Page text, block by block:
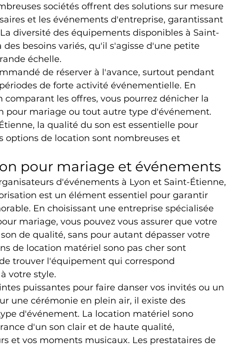
sociétés offrent des solutions sur mesure
et les événements d'entreprise, garantissant
diversité des équipements disponibles à Saint-
besoins variés, qu'il s'agisse d'une petite
échelle.
de réserver à l'avance, surtout pendant
de forte activité événementielle. En
les offres, vous pourrez dénicher la
pour mariage ou tout autre type d'événement.
la qualité du son est essentielle pour
options de location sont nombreuses et
pour mariage et événements
d'événements à Lyon et Saint-Étienne,
est un élément essentiel pour garantir
En choisissant une entreprise spécialisée
mariage, vous pouvez vous assurer que votre
de qualité, sans pour autant dépasser votre
de location matériel sono pas cher sont
trouver l'équipement qui correspond
votre style.
puissantes pour faire danser vos invités ou un
une cérémonie en plein air, il existe des
d'événement. La location matériel sono
d'un son clair et de haute qualité,
et vos moments musicaux. Les prestataires de